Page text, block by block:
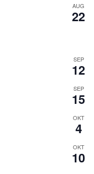
AUG
22
SEP
12
SEP
15
OKT
4
OKT
10